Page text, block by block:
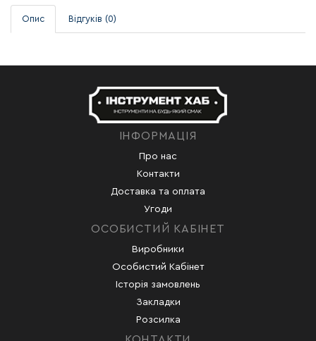
Опис Відгуків (0)
ІНФОРМАЦІЯ
Про нас
Контакти
Доставка та оплата
Угоди
ОСОБИСТИЙ КАБІНЕТ
Виробники
Особистий Кабінет
Історія замовлень
Закладки
Розсилка